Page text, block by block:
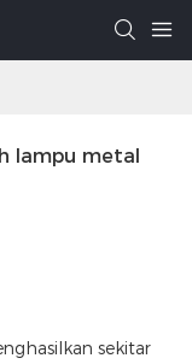
lampu metal
sekitar